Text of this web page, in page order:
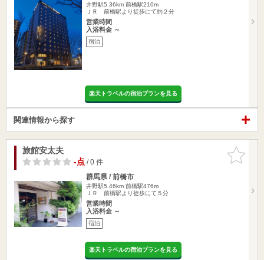
井野駅5.36km 前橋駅210m
ＪＲ 前橋駅より徒歩にて約２分
営業時間
入浴料金 ～
宿泊
楽天トラベルの宿泊プランを見る
関連情報から探す
お気に入
りに追加
旅館安太夫
-点/ 0 件
群馬県 / 前橋市
井野駅5.46km 前橋駅476m
ＪＲ 前橋駅より徒歩にて５分
営業時間
入浴料金 ～
宿泊
楽天トラベルの宿泊プランを見る